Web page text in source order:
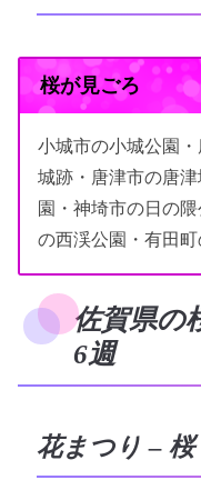
桜が見ごろ
小城市の小城公園
城跡・唐津市の唐
園・神埼市の日の
の西渓公園・有田
佐賀県の
6週
花まつり – 桜